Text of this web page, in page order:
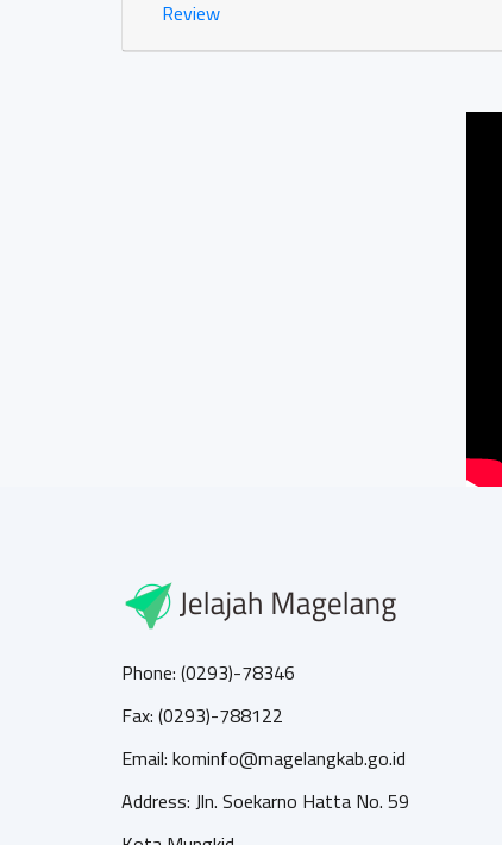
Review
Phone: (0293)-78346
Fax: (0293)-788122
Email: kominfo@magelangkab.go.id
Address: Jln. Soekarno Hatta No. 59